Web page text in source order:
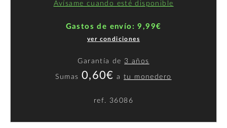
Avísame cuando esté disponible
Gastos de envío: 9,99€
ver condiciones
Garantía de 3 años
Sumas 0,60€ atu monedero
ref. 36086